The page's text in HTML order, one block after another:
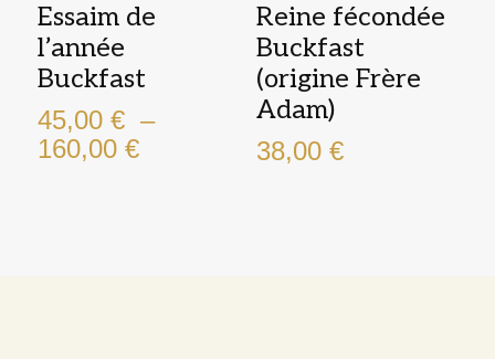
Essaim de
l’année
Buckfast
45,00 € –
160,00 €Plage
Reine fécondée
Buckfast
(origine Frère
Adam)
38,00 €